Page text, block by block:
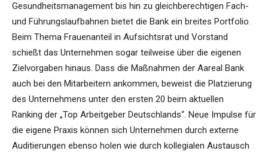
Gesundheitsmanagement bis hin zu gleichberechtigen Fach-
und Führungslaufbahnen bietet die Bank ein breites Portfolio.
Beim Thema Frauenanteil in Aufsichtsrat und Vorstand
schießt das Unternehmen sogar teilweise über die eigenen
Zielvorgaben hinaus. Dass die Maßnahmen der Aareal Bank
auch bei den Mitarbeitern ankommen, beweist die Platzierung
des Unternehmens unter den ersten 20 beim aktuellen
Ranking der „Top Arbeitgeber Deutschlands“. Neue Impulse für
die eigene Praxis können sich Unternehmen durch externe
Auditierungen ebenso holen wie durch kollegialen Austausch